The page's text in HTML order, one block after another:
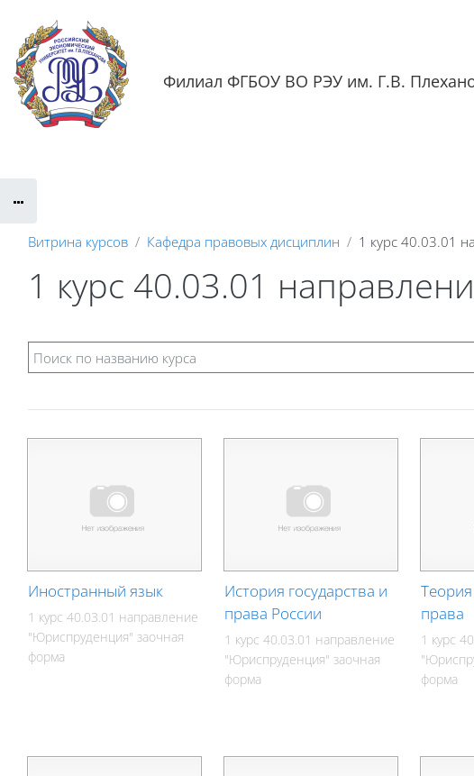
Филиал ФГБОУ ВО РЭУ им. Г.В.
Витрина курсов Кафедра правовых дисциплин 1 курс 40.03.01
1 курс 40.03.01
Иностранный язык
1 курс 40.03.01 направление
"Юриспруденция" заочная
форма
История государства и
права России
1 курс 40.03.01 направление
"Юриспруденция" заочная
форма
Теория
права
1 курс
форма